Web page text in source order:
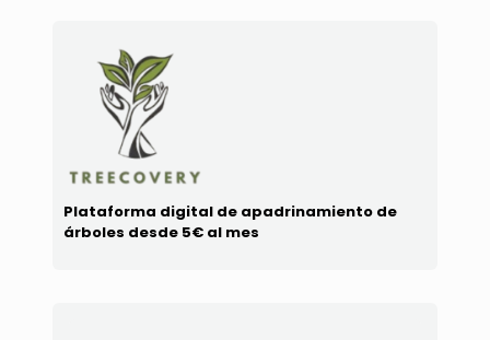
Plataforma digital de apadrinamiento de
árboles desde 5€ al mes